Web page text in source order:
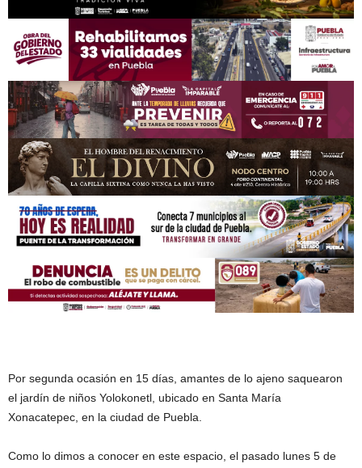
Por segunda ocasión en 15 días, amantes de lo ajeno saquearon
el jardín de niños Yolokonetl, ubicado en Santa María
Xonacatepec, en la ciudad de Puebla.
Como lo dimos a conocer en este espacio, el pasado lunes 5 de